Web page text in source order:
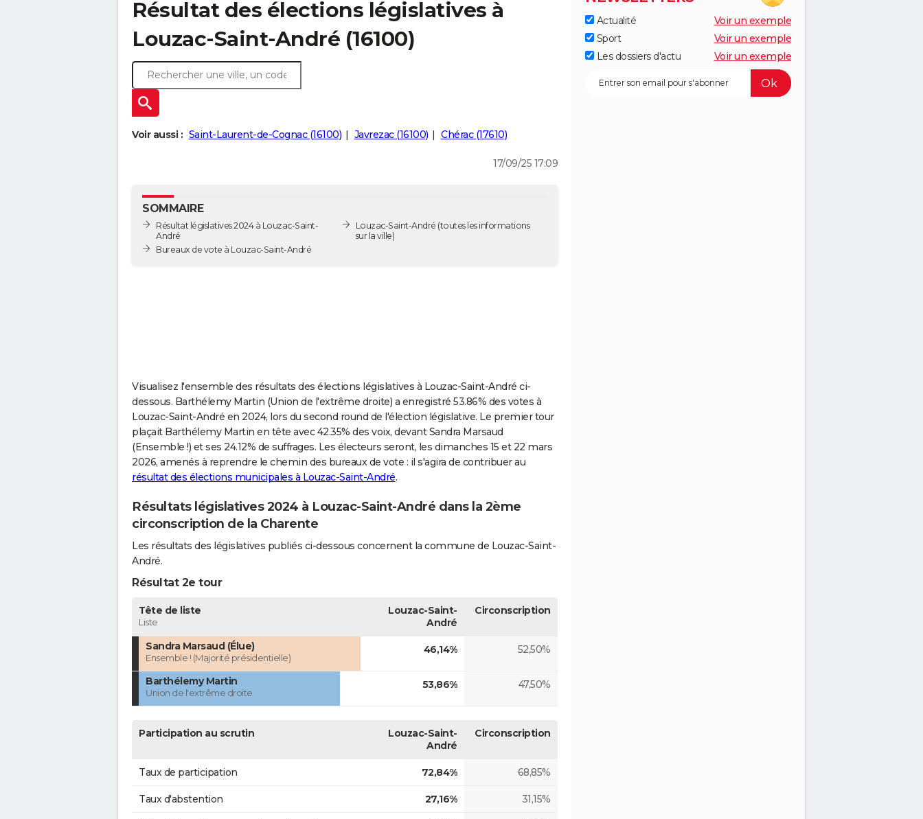
Résultat des élections législatives à
Louzac-Saint-André (16100)
Voir aussi : Saint-Laurent-de-Cognac (16100) Javrezac (16100) Chérac (17610)
17/09/25 17:09
SOMMAIRE
Résultat législatives 2024 à Louzac-Saint-
André
Bureaux de vote à Louzac-Saint-André
Louzac-Saint-André (toutes les informations
sur la ville)
Visualisez l'ensemble des résultats des élections législatives à Louzac-Saint-André ci-
dessous. Barthélemy Martin (Union de l'extrême droite) a enregistré 53.86% des votes à
Louzac-Saint-André en 2024, lors du second round de l'élection législative. Le premier tour
plaçait Barthélemy Martin en tête avec 42.35% des voix, devant Sandra Marsaud
(Ensemble !) et ses 24.12% de suffrages. Les électeurs seront, les dimanches 15 et 22 mars
2026, amenés à reprendre le chemin des bureaux de vote : il s'agira de contribuer au
résultat des élections municipales à Louzac-Saint-André.
Résultats législatives 2024 à Louzac-Saint-André dans la 2ème
circonscription de la Charente
Les résultats des législatives publiés ci-dessous concernent la commune de Louzac-Saint-
André.
Résultat 2e tour
Tête de liste
Liste
Louzac-Saint-
André
Circonscription
Sandra Marsaud (Élue)
Ensemble ! (Majorité présidentielle)
46,14% 52,50%
Barthélemy Martin
Union de l'extrême droite
53,86% 47,50%
Participation au scrutin
Louzac-Saint-
André
Circonscription
Taux de participation 72,84% 68,85%
Taux d'abstention 27,16% 31,15%
Actualité
Voir un exemple
Sport
Voir un exemple
Les dossiers d'actu
Voir un exemple